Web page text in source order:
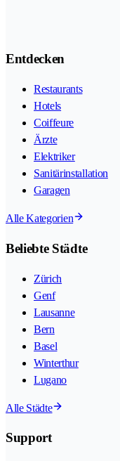
Entdecken
Restaurants
Hotels
Coiffeure
Ärzte
Elektriker
Sanitärinstallation
Garagen
Alle Kategorien
Beliebte Städte
Zürich
Genf
Lausanne
Bern
Basel
Winterthur
Lugano
Alle Städte
Support